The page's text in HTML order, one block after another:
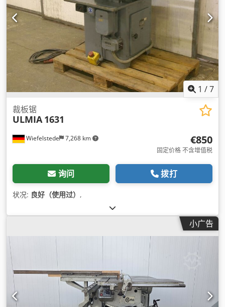
1 /7
Wiefelstede 7,268 km
裁板锯
ULMIA 1631
€850
固定价格 不含增值税
询问 拨打
状况: 良好（使用过） ,
小广告